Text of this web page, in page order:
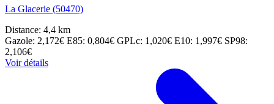
La Glacerie (50470)
Distance: 4,4 km
Gazole: 2,172€ E85: 0,804€ GPLc: 1,020€ E10: 1,997€ SP98:
2,106€
Voir détails